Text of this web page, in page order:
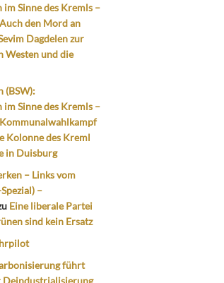
Sinne des Kremls –
Auch den Mord an
Dagdelen zur
Westen und die
(BSW):
Sinne des Kremls –
Kommunalwahlkampf
Kolonne des Kreml
in Duisburg
– Links vom
–
Eine liberale Partei
sind kein Ersatz
führt
Deindustrialisierung